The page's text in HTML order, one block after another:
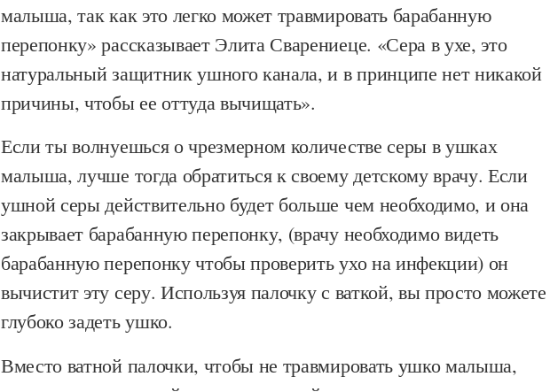
малыша, так как это легко может травмировать барабанную
перепонку» рассказывает Элита Сварениеце. «Сера в ухе, это
натуральный защитник ушного канала, и в принципе нет никакой
причины, чтобы ее оттуда вычищать».
Если ты волнуешься о чрезмерном количестве серы в ушках
малыша, лучше тогда обратиться к своему детскому врачу. Если
ушной серы действительно будет больше чем необходимо, и она
закрывает барабанную перепонку, (врачу необходимо видеть
барабанную перепонку чтобы проверить ухо на инфекции) он
вычистит эту серу. Используя палочку с ваткой, вы просто можете
глубоко задеть ушко.
Вместо ватной палочки, чтобы не травмировать ушко малыша,